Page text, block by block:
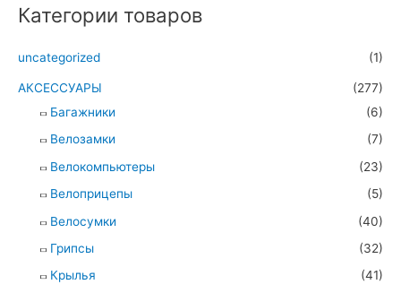
Категории товаров
uncategorized (1)
АКСЕССУАРЫ
(277)
Багажники
(6)
Велозамки
(7)
Велокомпьютеры
(23)
Велоприцепы
(5)
Велосумки
(40)
Грипсы
(32)
Крылья
(41)